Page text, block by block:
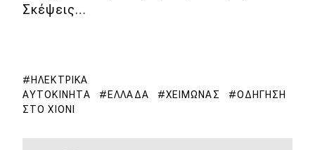
Σκέψεις…
ΗΛΕΚΤΡΙΚΆ
ΑΥΤΟΚΊΝΗΤΑ
ΕΛΛΆΔΑ ΧΕΙΜΏΝΑΣ
ΟΔΉΓΗΣΗ
ΣΤΟ ΧΙΌΝΙ